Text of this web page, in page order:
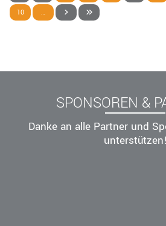
10
…
SPONSOREN &
Danke an alle Partner und
unterstützen!